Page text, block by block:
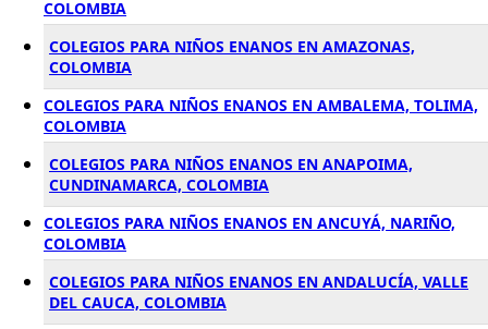
COLOMBIA
COLEGIOS PARA NIÑOS ENANOS EN AMAZONAS,
COLOMBIA
COLEGIOS PARA NIÑOS ENANOS EN AMBALEMA, TOLIMA,
COLOMBIA
COLEGIOS PARA NIÑOS ENANOS EN ANAPOIMA,
CUNDINAMARCA, COLOMBIA
COLEGIOS PARA NIÑOS ENANOS EN ANCUYÁ, NARIÑO,
COLOMBIA
COLEGIOS PARA NIÑOS ENANOS EN ANDALUCÍA, VALLE
DEL CAUCA, COLOMBIA